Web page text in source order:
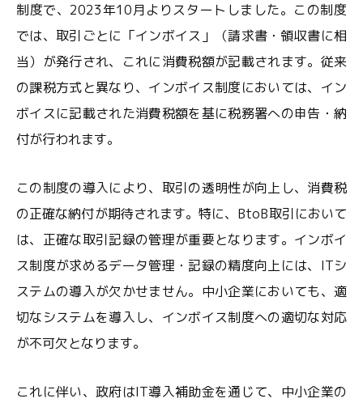
制度で、2023年10月よりスタートしました。この制度
では、取引ごとに「インボイス」（請求書・領収書に相
当）が発行され、これに消費税額が記載されます。従来
の課税方式と異なり、インボイス制度においては、イン
ボイスに記載された消費税額を基に税務署への申告・納
付が行われます。
この制度の導入により、取引の透明性が向上し、消費税
の正確な納付が期待されます。特に、BtoB取引において
は、正確な取引記録の管理が重要となります。インボイ
ス制度が求めるデータ管理・記録の精度向上には、ITシ
ステムの導入が欠かせません。中小企業においても、適
切なシステムを導入し、インボイス制度への適切な対応
が不可欠となります。
これに伴い、政府はIT導入補助金を通じて、中小企業の